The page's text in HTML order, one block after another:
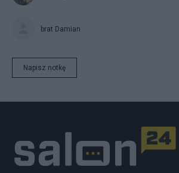
brat Damian
Napisz notkę